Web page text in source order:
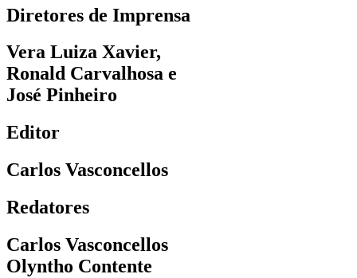
Diretores de Imprensa
Vera Luiza Xavier,
Ronald Carvalhosa e
José Pinheiro
Editor
Carlos Vasconcellos
Redatores
Carlos Vasconcellos
Olyntho Contente